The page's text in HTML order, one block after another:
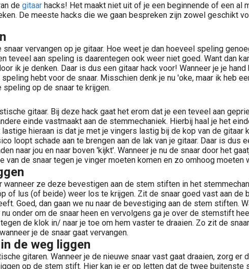
de gitaar hacks! Het maakt niet uit of je een beginnende of een
De meeste hacks die we gaan bespreken zijn zowel geschikt
vervangen op je gitaar. Hoe weet je dan hoeveel speling
teveel aan speling is daarentegen ook weer niet goed. Want dan
ik je denken. Daar is dus een gitaar hack voor! Wanneer je je
hebt voor de snaar. Misschien denk je nu 'oke, maar ik heb
op de snaar te krijgen.
gitaar. Bij deze hack gaat het erom dat je een teveel aan
einde vastmaakt aan de stemmechaniek. Hierbij haal je het
hieraan is dat je met je vingers lastig bij de kop van de
loopt schade aan te brengen aan de lak van je gitaar. Daar is
naar jou en naar boven 'kijkt'. Wanneer je nu de snaar door het
van de snaar tegen je vinger moeten komen en zo omhoog
wanneer ze deze bevestigen aan de stem stiften in het
of lus (of beide) weer los te krijgen. Zit de snaar goed vast aan
Goed, dan gaan we nu naar de bevestiging aan de stem stiften.
onder om de snaar heen en vervolgens ga je over de stemstift
de klok in/ naar je toe om hem vaster te draaien. Zo zit de
je de snaar gaat vervangen.
de weg liggen
gitaren. Wanneer je de nieuwe snaar vast gaat draaien, zorg
op de stem stift. Hier kan je er op letten dat de twee buitenste